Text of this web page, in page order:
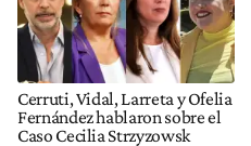
Cerruti, Vidal, Larreta y Ofelia
Fernández hablaron sobre el
Caso Cecilia Strzyzowsk